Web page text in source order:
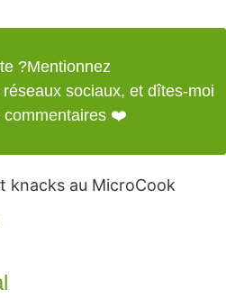
?Mentionnez
sociaux, et dîtes-moi
commentaires ❤️
knacks au MicroCook